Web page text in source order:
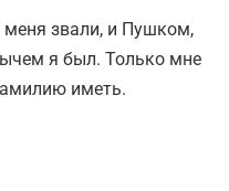
звали, и Пушком,
я был. Только мне
иметь.